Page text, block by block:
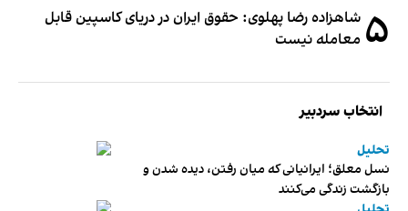
۵ شاهزاده رضا پهلوی: حقوق ایران در دریای کاسپین قابل
معامله نیست
انتخاب سردبیر
تحلیل
نسل معلق؛ ایرانیانی که میان رفتن، دیده شدن و
بازگشت زندگی می‌کنند